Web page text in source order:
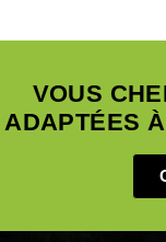
VOUS
ADAPTÉES